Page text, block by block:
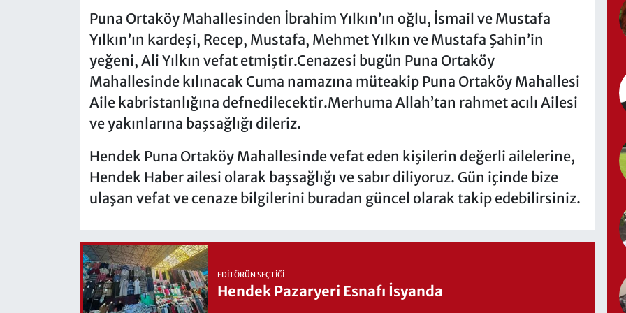
Puna Ortaköy Mahallesinden İbrahim Yılkın’ın oğlu, İsmail ve Mustafa
Yılkın’ın kardeşi, Recep, Mustafa, Mehmet Yılkın ve Mustafa Şahin’in
yeğeni, Ali Yılkın vefat etmiştir.Cenazesi bugün Puna Ortaköy
Mahallesinde kılınacak Cuma namazına müteakip Puna Ortaköy Mahallesi
Aile kabristanlığına defnedilecektir.Merhuma Allah’tan rahmet acılı Ailesi
ve yakınlarına başsağlığı dileriz.
Hendek Puna Ortaköy Mahallesinde vefat eden kişilerin değerli ailelerine,
Hendek Haber ailesi olarak başsağlığı ve sabır diliyoruz. Gün içinde bize
ulaşan vefat ve cenaze bilgilerini buradan güncel olarak takip edebilirsiniz.
EDITÖRÜN SEÇTIĞI
Hendek Pazaryeri Esnafı İsyanda